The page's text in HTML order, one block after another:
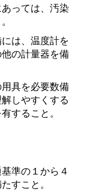
っては、汚染
は、温度計を
の計量器を備
具を必要数備
しやすくする
すること。
準の１から４
すこと。